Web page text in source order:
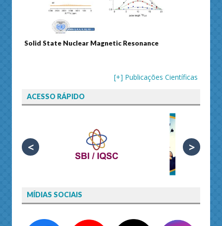
Resonance Journal of Separation Science
[+] Publicações Científicas
ACESSO RÁPIDO
< >
MÍDIAS SOCIAIS